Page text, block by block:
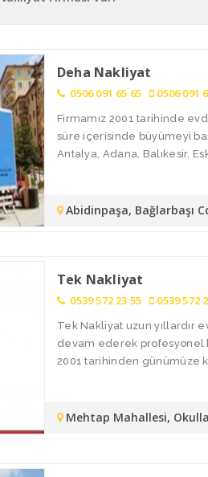
Deha Nakliyat
0506 091 65 65 0506 091
Firmamız 2001 tarihinde
süre içerisinde büyümeyi
Antalya, Adana, Balıkesir,
Abidinpaşa, Bağlarbaşı
Tek Nakliyat
0539 572 23 55 0539 572
Tek Nakliyat uzun yıllardır
devam ederek profesyonel
2001 tarihinden günümüze
Mehtap Mahallesi,